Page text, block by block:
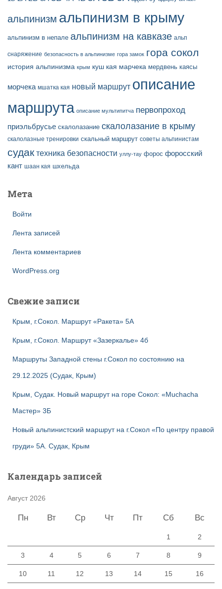
альпинизм альпинизм в крыму
альпинизм в непале альпинизм на кавказе альп
снаряжение безопасность в альпинизме гора замок гора сокол
история альпинизма крым куш кая марчека мердвень каясы
морчека мшатка кая новый маршрут описание
маршрута описание мультипитча первопроход
приэльбрусье скалолазание скалолазание в крыму
скалолазные тренировки скальный маршрут советы альпинистам
судак техника безопасности уллу-тау форос форосский
кант шаан кая шхельда
Мета
Войти
Лента записей
Лента комментариев
WordPress.org
Свежие записи
Крым, г.Сокол. Маршрут «Ракета» 5А
Крым, г.Сокол. Маршрут «Зазеркалье» 4б
Маршруты Западной стены г.Сокол по состоянию на
29.12.2025 (Судак, Крым)
Крым, Судак. Новый маршрут на горе Сокол: «Muchacha
Мастер» 3Б
Новый альпинистский маршрут на г.Сокол «По центру правой
груди» 5А. Судак, Крым
Календарь записей
Август 2026
Пн Вт Ср Чт Пт Сб Вс
1 2
3 4 5 6 7 8 9
10 11 12 13 14 15 16